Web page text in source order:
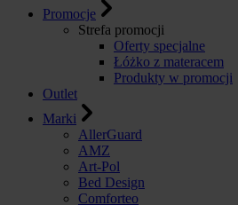
Promocje
Strefa promocji
Oferty specjalne
Łóżko z materacem
Produkty w promocji
Outlet
Marki
AllerGuard
AMZ
Art-Pol
Bed Design
Comforteo